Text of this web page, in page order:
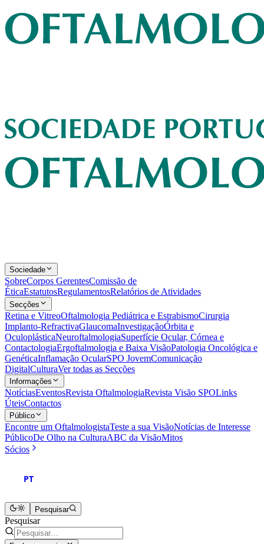
Sociedade
SobreCorpos GerentesComissão de
ÉticaEstatutosRegulamentosRelatórios de Atividades
Secções
Retina e VitreoOftalmologia Pediátrica e EstrabismoCirurgia
Implanto-RefractivaGlaucomaInvestigaçãoÓrbita e
OculoplásticaNeuroftalmologiaSuperfície Ocular, Córnea e
ContactologiaErgoftalmologia e Baixa VisãoPatologia Oncológica e
GenéticaInflamação OcularSPO JovemComunicação
DigitalCulturaVer todas as Secções
Informações
NotíciasEventosRevista OftalmologiaRevista Visão SPOLinks
ÚteisContactos
Público
Encontre um OftalmologistaTeste a sua VisãoNotícias de Interesse
PúblicoDe Olho na CulturaABC da VisãoMitos
Sócios
PT
Pesquisar
Pesquisar